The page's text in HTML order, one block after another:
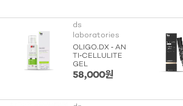
ds
laboratories
OLIGO.DX - AN
TI-CELLULITE
GEL
58,000원